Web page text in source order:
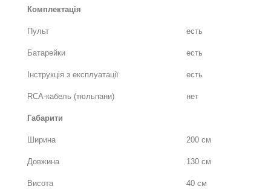
Комплектація
Пульт есть
Батарейки есть
Інструкція з експлуатації есть
RCA-кабель (тюльпани) нет
Габарити
Ширина 200 см
Довжина 130 см
Висота 40 см